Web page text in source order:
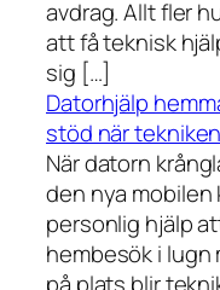
avdrag. Allt fler
att få teknisk
sig […]
Datorhjälp
stöd när
När datorn
den nya
personlig hjälp
hembesök i